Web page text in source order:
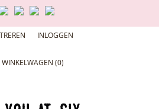
INLOGGEN
WINKELWAGEN (0)